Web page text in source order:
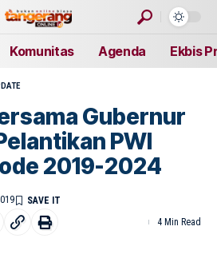
Komunitas Agenda Ekbis
Gubernur
PWI
2019-2024
4 Min Read